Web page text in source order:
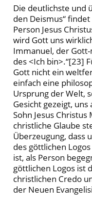
Die deutlichste und
den Deismus“
Person Jesus
wird Gott uns
Immanuel, der
des <Ich bin>.“[23]
Gott nicht ein
einfach eine
Ursprung der Welt,
Gesicht gezeigt,
Sohn Jesus
christliche Glaube
Überzeugung, dass
des göttlichen
ist, als Person
göttlichen Logos ist
christlichen Credo
der Neuen